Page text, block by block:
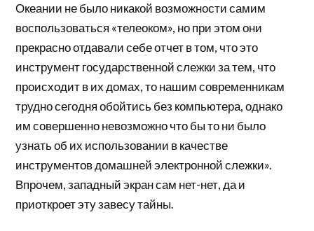
Океании не было никакой возможности самим
воспользоваться «телеоком», но при этом они
прекрасно отдавали себе отчет в том, что это
инструмент государственной слежки за тем, что
происходит в их домах, то нашим современникам
трудно сегодня обойтись без компьютера, однако
им совершенно невозможно что бы то ни было
узнать об их использовании в качестве
инструментов домашней электронной слежки».
Впрочем, западный экран сам нет-нет, да и
приоткроет эту завесу тайны.